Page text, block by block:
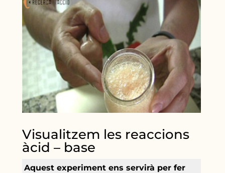
Visualitzem les reaccions
àcid – base
Aquest experiment ens servirà per fer